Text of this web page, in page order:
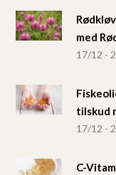
med
17/12 -
tilskud
17/12 -
C-